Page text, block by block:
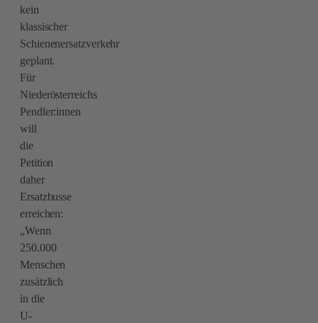
kein
klassischer
Schienenersatzverkehr
geplant.
Für
Niederösterreichs
Pendler:innen
will
die
Petition
daher
Ersatzbusse
erreichen:
„Wenn
250.000
Menschen
zusätzlich
in die
U-